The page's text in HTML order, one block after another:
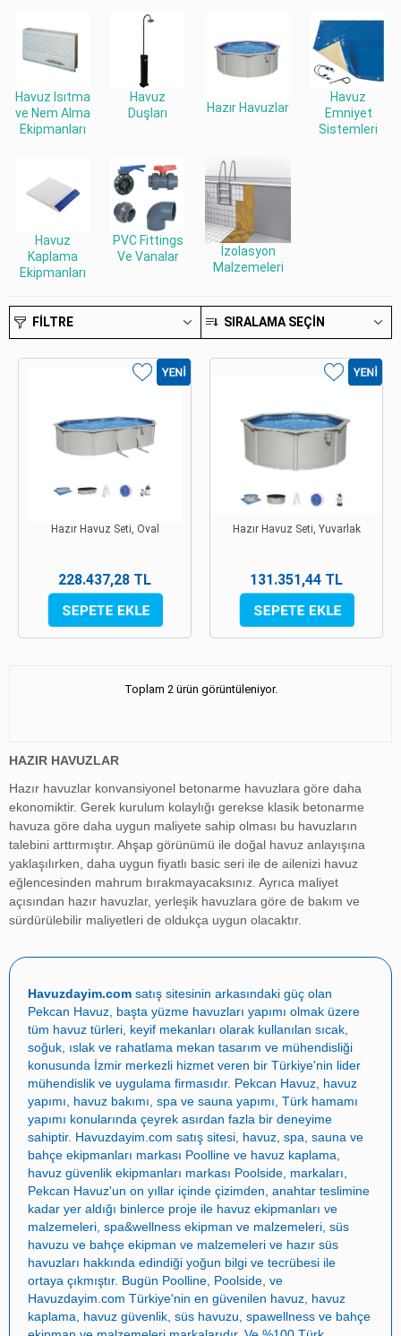
Havuz Isıtma
ve Nem Alma
Ekipmanları
Havuz
Duşları
Hazır Havuzlar
Havuz
Emniyet
Sistemleri
Havuz
Kaplama
Ekipmanları
PVC Fittings
Ve Vanalar
İzolasyon
Malzemeleri
FILTRE SIRALAMA SEÇIN
Hazır Havuz Seti, Oval
228.437,28 TL
Hazır Havuz Seti, Yuvarlak
131.351,44 TL
Toplam 2 ürün görüntüleniyor.
HAZIR HAVUZLAR
Hazır havuzlar konvansiyonel betonarme havuzlara göre daha
ekonomiktir. Gerek kurulum kolaylığı gerekse klasik betonarme
havuza göre daha uygun maliyete sahip olması bu havuzların
talebini arttırmıştır. Ahşap görünümü ile doğal havuz anlayışına
yaklaşılırken, daha uygun fiyatlı basic seri ile de ailenizi havuz
eğlencesinden mahrum bırakmayacaksınız. Ayrıca maliyet
açısından hazır havuzlar, yerleşik havuzlara göre de bakım ve
sürdürülebilir maliyetleri de oldukça uygun olacaktır.
Havuzdayim.com satış sitesinin arkasındaki güç olan
Pekcan Havuz , başta yüzme havuzları yapımı olmak üzere
tüm havuz türleri, keyif mekanları olarak kullanılan sıcak,
soğuk, ıslak ve rahatlama mekan tasarım ve mühendisliği
konusunda İzmir merkezli hizmet veren bir Türkiye'nin lider
mühendislik ve uygulama firmasıdır. Pekcan Havuz havuz
yapımı
havuz bakımı spa ve sauna yapımı Türk hamamı
yapımı konularında çeyrek asırdan fazla bir deneyime
sahiptir. Havuzdayim.com satış sitesi, havuz, spa, sauna ve
bahçe ekipmanları markası Poolline ve havuz kaplama,
havuz güvenlik ekipmanları markası Poolside , markaları,
Pekcan Havuz'un on yıllar içinde çizimden, anahtar teslimine
kadar yer aldığı binlerce proje ile havuz ekipmanları ve
malzemeleri spa&wellness ekipman ve malzemeleri süs
havuzu ve bahçe ekipman ve malzemeleri ve hazır süs
havuzları hakkında edindiği yoğun bilgi ve tecrübesi ile
ortaya çıkmıştır. Bugün Poolline Poolside , ve
Havuzdayim.com Türkiye'nin en güvenilen havuz havuz
kaplama
havuz güvenlik süs havuzu spawellness ve bahçe